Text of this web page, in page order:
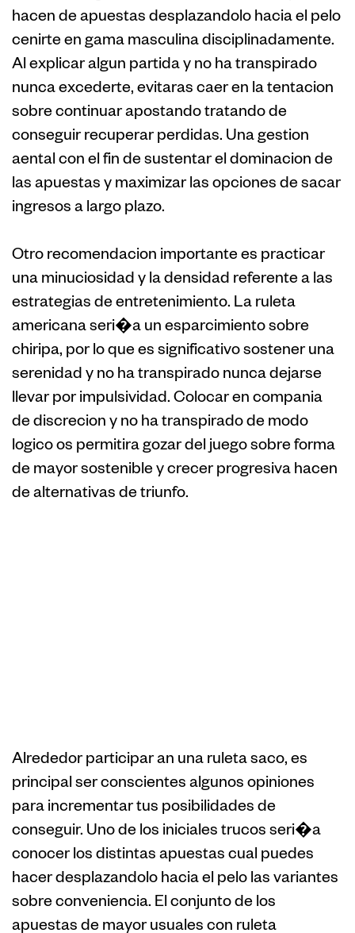
hacen de apuestas desplazandolo hacia el pelo
cenirte en gama masculina disciplinadamente.
Al explicar algun partida y no ha transpirado
nunca excederte, evitaras caer en la tentacion
sobre continuar apostando tratando de
conseguir recuperar perdidas. Una gestion
aental con el fin de sustentar el dominacion de
las apuestas y maximizar las opciones de sacar
ingresos a largo plazo.
Otro recomendacion importante es practicar
una minuciosidad y la densidad referente a las
estrategias de entretenimiento. La ruleta
americana seri�a un esparcimiento sobre
chiripa, por lo que es significativo sostener una
serenidad y no ha transpirado nunca dejarse
llevar por impulsividad. Colocar en compania
de discrecion y no ha transpirado de modo
logico os permitira gozar del juego sobre forma
de mayor sostenible y crecer progresiva hacen
de alternativas de triunfo.
Alrededor participar an una ruleta saco, es
principal ser conscientes algunos opiniones
para incrementar tus posibilidades de
conseguir. Uno de los iniciales trucos seri�a
conocer los distintas apuestas cual puedes
hacer desplazandolo hacia el pelo las variantes
sobre conveniencia. El conjunto de los
apuestas de mayor usuales con ruleta